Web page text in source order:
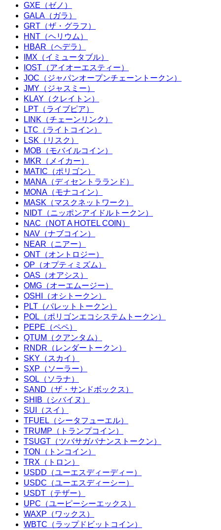
GXE（ゼノ）
GALA（ガラ）
GRT（ザ・グラフ）
HNT（ヘリウム）
HBAR（ヘデラ）
IMX（イミュータブル）
IOST（アイオーエスティー）
JOC（ジャパンオープンチェーントークン）
JMY（ジャスミー）
KLAY（クレイトン）
LPT（ライブピア）
LINK（チェーンリンク）
LTC（ライトコイン）
LSK（リスク）
MOB（モバイルコイン）
MKR（メイカー）
MATIC（ポリゴン）
MANA（ディセントラランド）
MONA（モナコイン）
MASK（マスクネットワーク）
NIDT（ニッポンアイドルトークン）
NAC（NOT A HOTEL COIN）
NAV（ナブコイン）
NEAR（ニアー）
ONT（オントロジー）
OP（オプティミズム）
OAS（オアシス）
OMG（オーエムージー）
OSHI（オシトークン）
PLT（パレットトークン）
POL（ポリゴンエコシステムトークン）
PEPE（ペペ）
QTUM（クアンタム）
RNDR（レンダートークン）
SKY（スカイ）
SXP（ソーラー）
SOL（ソラナ）
SAND（ザ・サンドボックス）
SHIB（シバイヌ）
SUI（スイ）
TFUEL（シータフューエル）
TRUMP（トランプコイン）
TSUGT（ツバサガバナンストークン）
TON（トンコイン）
TRX（トロン）
USDD（ユーエスディーディー）
USDC（ユーエスディーシー）
USDT（テザー）
UPC（ユーピーシーエックス）
WAXP（ワックス）
WBTC（ラップドビットコイン）